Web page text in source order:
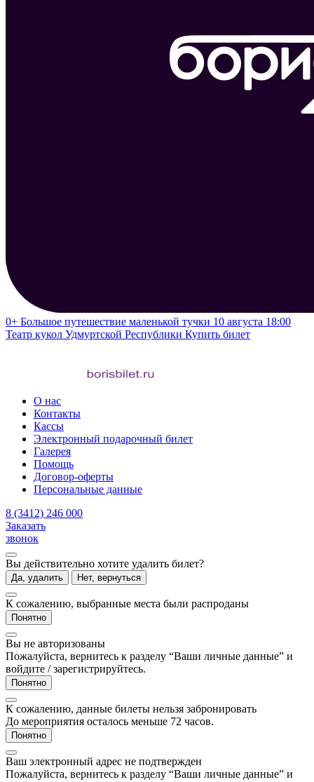
0+ Большое путешествие маленькой тучки 10 августа 18:00
Театр кукол Удмуртской Республики Купить билет
О нас
Контакты
Кассы
Электронный подарочный билет
Галерея
Помощь
Договор-оферты
Персональные данные
8 (3412) 246 000
Заказать
звонок
Вы действительно хотите удалить билет?
Да, удалить Нет, вернуться
К сожалению, выбранные места были распроданы
Понятно
Вы не авторизованы
Пожалуйста, вернитесь к разделу “Ваши личные данные” и
войдите / зарегистрируйтесь.
Понятно
К сожалению, данные билеты нельзя забронировать
До мероприятия осталось меньше 72 часов.
Понятно
Ваш электронный адрес не подтвержден
Пожалуйста, вернитесь к разделу “Ваши личные данные” и